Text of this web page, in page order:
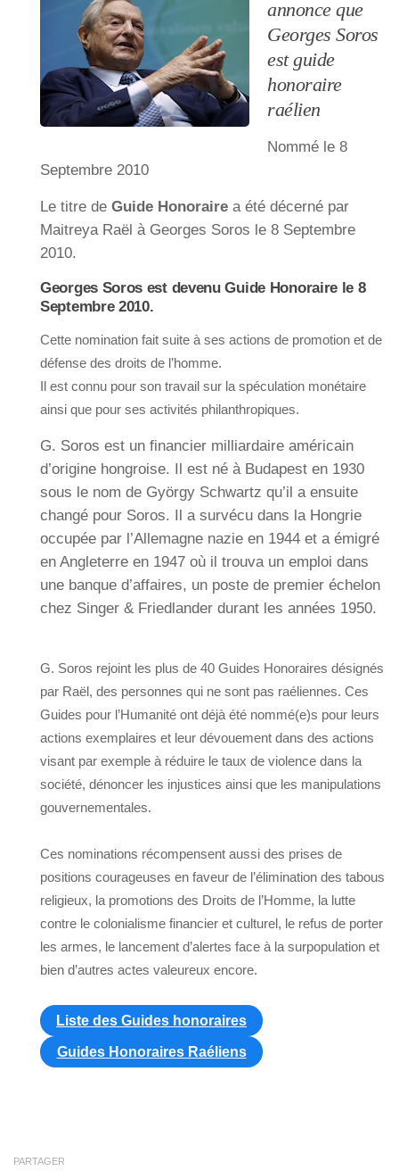
annonce que
Georges Soros
est guide
honoraire
raélien
Nommé le 8
Septembre 2010
Le titre de Guide Honoraire a été décerné par
Maitreya Raël à Georges Soros le 8 Septembre
2010.
Georges Soros est devenu Guide Honoraire le 8
Septembre 2010.
Cette nomination fait suite à ses actions de promotion et de
défense des droits de l’homme.
Il est connu pour son travail sur la spéculation monétaire
ainsi que pour ses activités philanthropiques.
G. Soros est un financier milliardaire américain
d’origine hongroise. Il est né à Budapest en 1930
sous le nom de György Schwartz qu’il a ensuite
changé pour Soros. Il a survécu dans la Hongrie
occupée par l’Allemagne nazie en 1944 et a émigré
en Angleterre en 1947 où il trouva un emploi dans
une banque d’affaires, un poste de premier échelon
chez Singer & Friedlander durant les années 1950.
G. Soros rejoint les plus de 40 Guides Honoraires désignés
par Raël, des personnes qui ne sont pas raéliennes. Ces
Guides pour l’Humanité ont déjà été nommé(e)s pour leurs
actions exemplaires et leur dévouement dans des actions
visant par exemple à réduire le taux de violence dans la
société, dénoncer les injustices ainsi que les manipulations
gouvernementales.
Ces nominations récompensent aussi des prises de
positions courageuses en faveur de l’élimination des tabous
religieux, la promotions des Droits de l’Homme, la lutte
contre le colonialisme financier et culturel, le refus de porter
les armes, le lancement d’alertes face à la surpopulation et
bien d’autres actes valeureux encore.
Liste des Guides honoraires
Guides Honoraires Raéliens
PARTAGER